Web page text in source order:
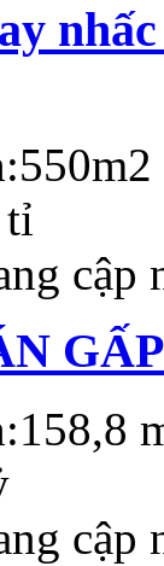
550m2
tỉ
cập
158,8
cập